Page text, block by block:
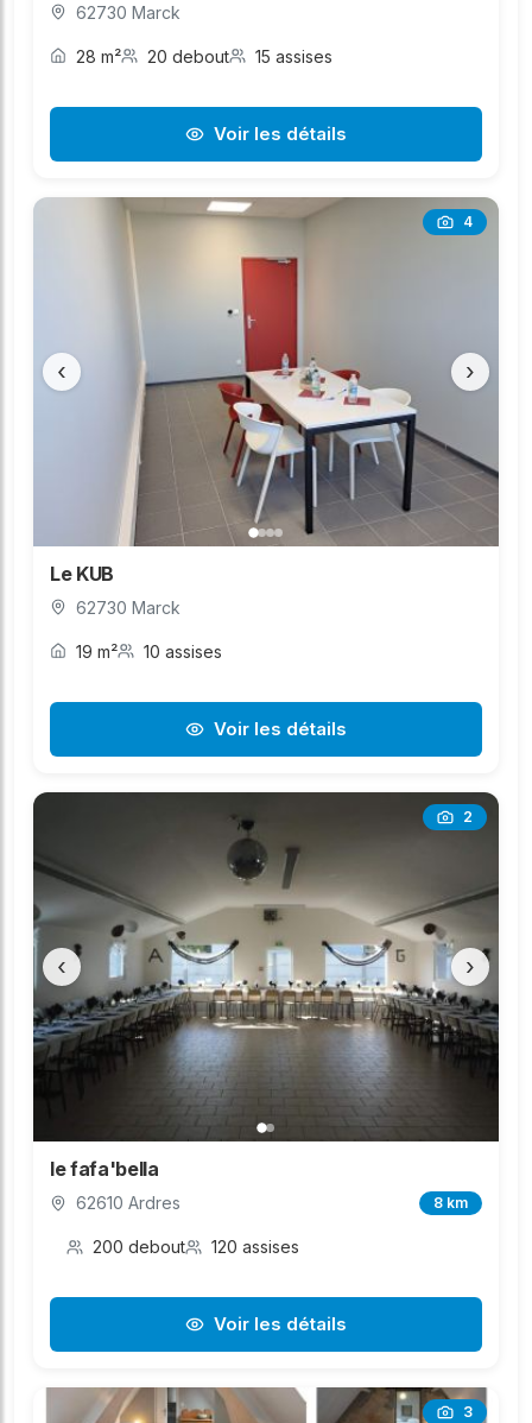
62730 Marck
28 m² 20 debout 15 assises
Voir les détails
4
‹ ›
Le KUB
62730 Marck
19 m² 10 assises
Voir les détails
2
‹ ›
le fafa'bella
62610 Ardres 8 km
200 debout 120 assises
Voir les détails
3